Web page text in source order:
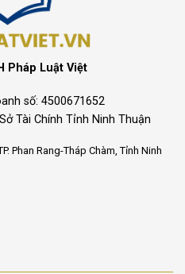
Pháp Luật Việt
số: 4500671652
Tài Chính Tỉnh Ninh Thuận
Phan Rang-Tháp Chàm, Tỉnh Ninh